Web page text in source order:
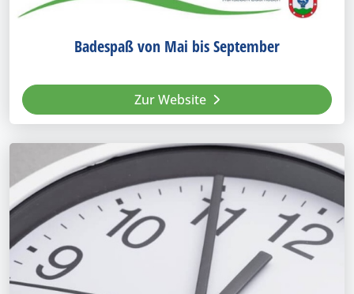
Badespaß von Mai bis September
Zur Website